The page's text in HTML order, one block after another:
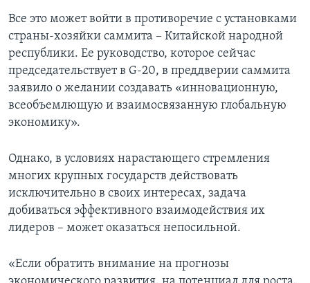
Все это может войти в противоречие с установками
страны-хозяйки саммита – Китайской народной
республики. Ее руководство, которое сейчас
председательствует в G-20, в преддверии саммита
заявило о желании создавать «инновационную,
всеобъемлющую и взаимосвязанную глобальную
экономику».
Однако, в условиях нарастающего стремления
многих крупных государств действовать
исключительно в своих интересах, задача
добиваться эффективного взаимодействия их
лидеров – может оказаться непосильной.
«Если обратить внимание на прогнозы